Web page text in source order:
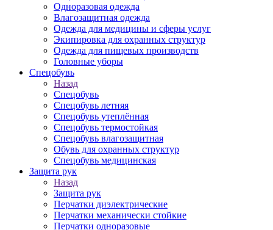
Одноразовая одежда
Влагозащитная одежда
Одежда для медицины и сферы услуг
Экипировка для охранных структур
Одежда для пищевых производств
Головные уборы
Спецобувь
Назад
Спецобувь
Спецобувь летняя
Спецобувь утеплённая
Спецобувь термостойкая
Спецобувь влагозащитная
Обувь для охранных структур
Спецобувь медицинская
Защита рук
Назад
Защита рук
Перчатки диэлектрические
Перчатки механически стойкие
Перчатки одноразовые